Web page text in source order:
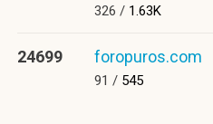
326 / 1.63K
24699 foropuros.com
91 / 545